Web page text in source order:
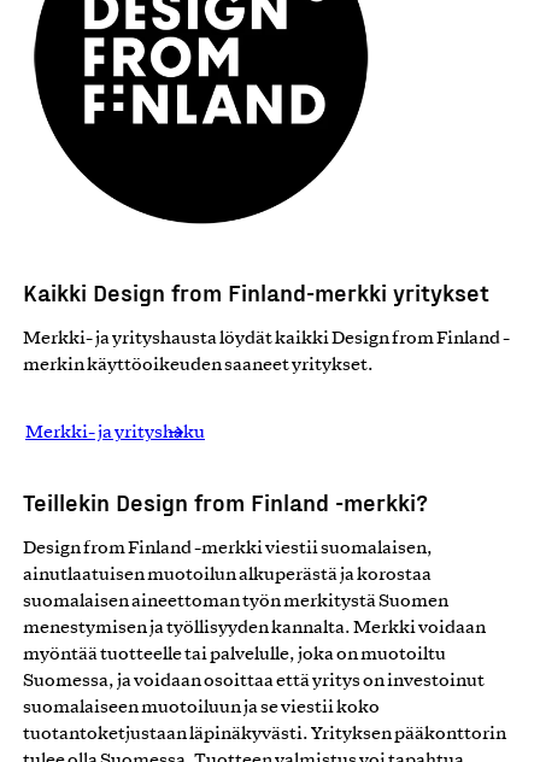
Kaikki Design from Finland-merkki yritykset
Merkki- ja yrityshausta löydät kaikki Design from Finland -
merkin käyttöoikeuden saaneet yritykset.
Merkki- ja yrityshaku
Teillekin Design from Finland -merkki?
Design from Finland -merkki viestii suomalaisen,
ainutlaatuisen muotoilun alkuperästä ja korostaa
suomalaisen aineettoman työn merkitystä Suomen
menestymisen ja työllisyyden kannalta. Merkki voidaan
myöntää tuotteelle tai palvelulle, joka on muotoiltu
Suomessa, ja voidaan osoittaa että yritys on investoinut
suomalaiseen muotoiluun ja se viestii koko
tuotantoketjustaan läpinäkyvästi. Yrityksen pääkonttorin